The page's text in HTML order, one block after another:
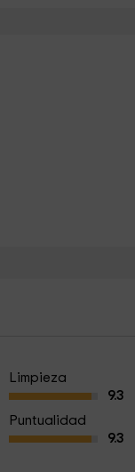
Limpieza
9.3
Puntualidad
9.3